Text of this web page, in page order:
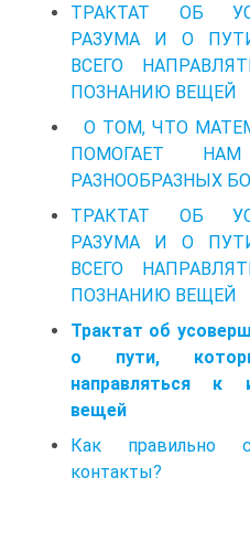
ТРАКТАТ ОБ
РАЗУМА И О
ВСЕГО
ПОЗНАНИЮ ВЕЩЕЙ
О ТОМ, ЧТО
ПОМОГАЕТ
РАЗНООБРАЗНЫХ
ТРАКТАТ ОБ
РАЗУМА И О
ВСЕГО
ПОЗНАНИЮ ВЕЩЕЙ
Трактат об
о пути,
направляться к
вещей
Как правильно
контакты?